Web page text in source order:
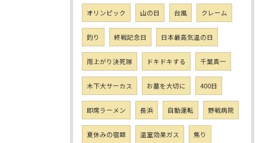
オリンピック 山の日 台風 クレーム
釣り 終戦記念日 日本最高気温の日
雨上がり決死隊 ドキドキする 千葉真一
木下大サーカス お墓を大切に 400日
即席ラーメン 長浜 自動運転 野戦病院
夏休みの宿題 温室効果ガス 焦り